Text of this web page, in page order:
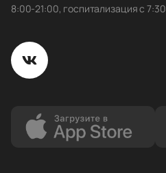
8:00-21:00, госпитализация с 7:30